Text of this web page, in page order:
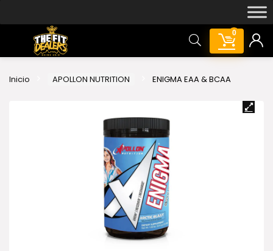
0
Inicio APOLLON NUTRITION ENIGMA EAA & BCAA